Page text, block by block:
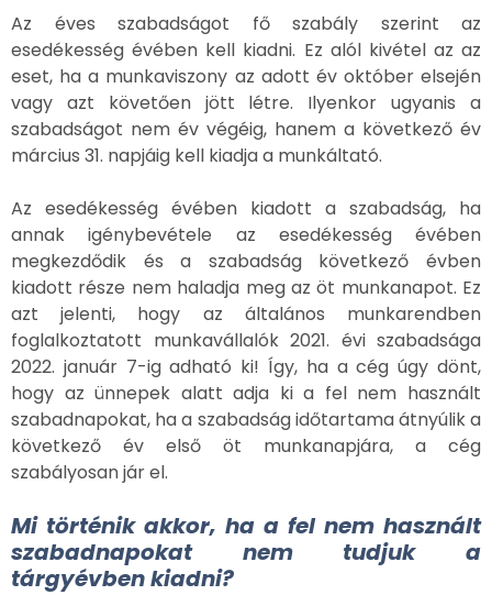
Az éves szabadságot fő szabály szerint az
esedékesség évében kell kiadni. Ez alól kivétel az az
eset, ha a munkaviszony az adott év október elsején
vagy azt követően jött létre. Ilyenkor ugyanis a
szabadságot nem év végéig, hanem a következő év
március 31. napjáig kell kiadja a munkáltató.
Az esedékesség évében kiadott a szabadság, ha
annak igénybevétele az esedékesség évében
megkezdődik és a szabadság következő évben
kiadott része nem haladja meg az öt munkanapot. Ez
azt jelenti, hogy az általános munkarendben
foglalkoztatott munkavállalók 2021. évi szabadsága
2022. január 7-ig adható ki! Így, ha a cég úgy dönt,
hogy az ünnepek alatt adja ki a fel nem használt
szabadnapokat, ha a szabadság időtartama átnyúlik a
következő év első öt munkanapjára, a cég
szabályosan jár el.
Mi történik akkor, ha a fel nem használt
szabadnapokat nem tudjuk a
tárgyévben kiadni?